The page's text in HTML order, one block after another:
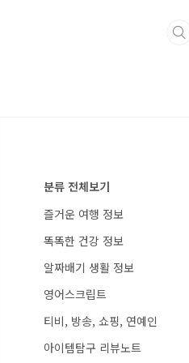
분류 전체보기
즐거운 여행 정보
똑똑한 건강 정보
알짜배기 생활 정보
영어스크립트
티비, 방송, 쇼핑, 연예인
아이템탐구 리뷰노트